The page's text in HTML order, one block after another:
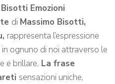
Emozioni
di Massimo Bisotti,
rappresenta l’espressione
ognuno di noi attraverso le
e brillare. La frase
sensazioni uniche,